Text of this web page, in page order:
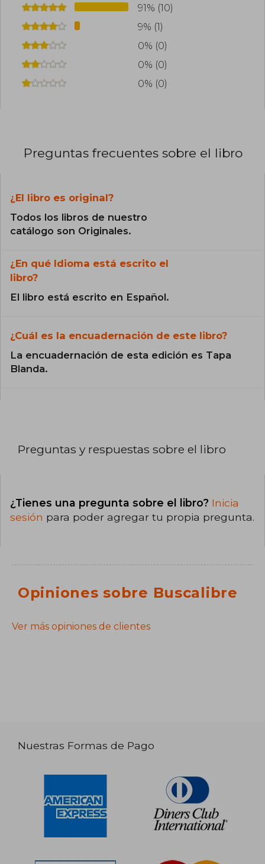
91% (10)
9% (1)
0% (0)
0% (0)
0% (0)
Preguntas frecuentes sobre el libro
¿El libro es original?
Todos los libros de nuestro
catálogo son Originales.
¿En qué Idioma está escrito el
libro?
El libro está escrito en Español.
¿Cuál es la encuadernación de este libro?
La encuadernación de esta edición es Tapa
Blanda.
Preguntas y respuestas sobre el libro
¿Tienes una pregunta sobre el libro? Inicia
sesión para poder agregar tu propia pregunta.
Opiniones sobre Buscalibre
Ver más opiniones de clientes
Nuestras Formas de Pago